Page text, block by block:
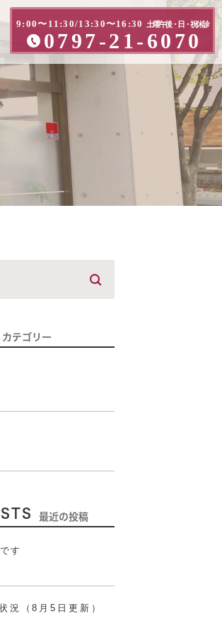
9:00〜11:30/13:30〜16:30 土曜午後・日・祝休診
0797-21-6070
カテゴリー
最近の投稿
す
況（8月5日更新）